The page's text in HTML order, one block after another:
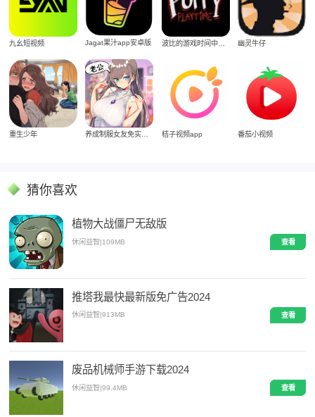
九幺短视频 Jagat果汁app安卓版 波比的游戏时间中文版 幽灵牛仔
重生少年 养成制服女友免实名制安装 桔子视频app 番茄小视频
猜你喜欢
植物大战僵尸无敌版
休闲益智|109MB 查看
推塔我最快最新版免广告2024
休闲益智 |913MB 查看
废品机械师手游下载2024
休闲益智|99.4MB 查看